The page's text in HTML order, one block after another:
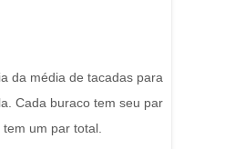
da média de tacadas para
Cada buraco tem seu par
um par total.